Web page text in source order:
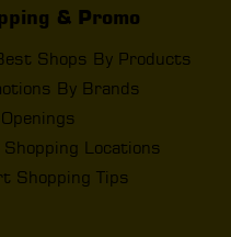
& Promo
Shops By Products
By Brands
Locations
Shopping Tips